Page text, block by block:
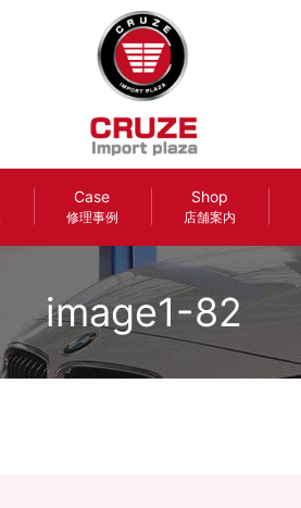
Case
修理事例
Shop
店舗案内
image1-82